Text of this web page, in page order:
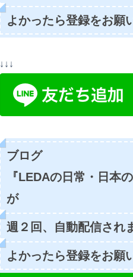
よかったら登録をお願
↓↓↓
ブログ
『LEDAの日常・日本
が
週２回、自動配信され
よかったら登録をお願